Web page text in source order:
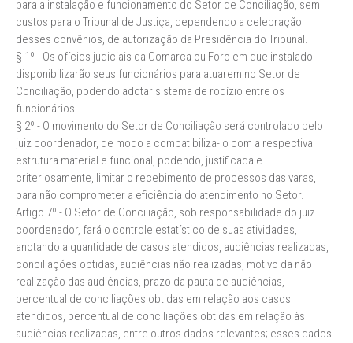
para a instalação e funcionamento do Setor de Conciliação, sem
custos para o Tribunal de Justiça, dependendo a celebração
desses convênios, de autorização da Presidência do Tribunal.
§ 1º - Os ofícios judiciais da Comarca ou Foro em que instalado
disponibilizarão seus funcionários para atuarem no Setor de
Conciliação, podendo adotar sistema de rodízio entre os
funcionários.
§ 2º - O movimento do Setor de Conciliação será controlado pelo
juiz coordenador, de modo a compatibiliza-lo com a respectiva
estrutura material e funcional, podendo, justificada e
criteriosamente, limitar o recebimento de processos das varas,
para não comprometer a eficiência do atendimento no Setor.
Artigo 7º - O Setor de Conciliação, sob responsabilidade do juiz
coordenador, fará o controle estatístico de suas atividades,
anotando a quantidade de casos atendidos, audiências realizadas,
conciliações obtidas, audiências não realizadas, motivo da não
realização das audiências, prazo da pauta de audiências,
percentual de conciliações obtidas em relação aos casos
atendidos, percentual de conciliações obtidas em relação às
audiências realizadas, entre outros dados relevantes; esses dados